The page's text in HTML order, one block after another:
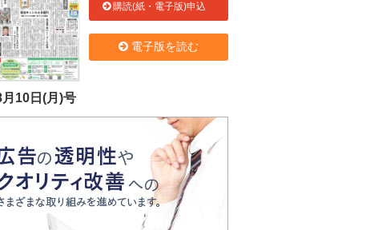
月10日(月)号
購読(紙・電子版)申込
電子版を読む